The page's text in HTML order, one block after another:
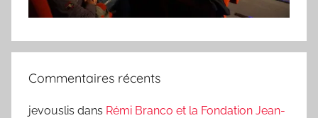
Commentaires récents
jevouslis dans Rémi Branco et la Fondation Jean-